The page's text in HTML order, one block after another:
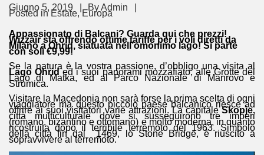
Giugno 5, 2019 ByAdmin
Posted in Estate,Europa
Appassionato di Balcani? Guarda qui che prezzi!
Wizzair sta offrendo ottime tariffe per i voli diretti da
Milano a Ohrid, siatuata nell’omonimo lago! Si parte
con soli €9,99!
Se la natura è la vostra passione, d’obbligo una visita al
Lago Ohrided i suoi panorami mozzafiato, alle Grotte del
Lago di Matka, ed al Parco Nazionale di Manrovo e
Strumica.
Visitare la Macedonia non sarà forse la prima scelta di ogni
viaggiatore ma questo piccolo paese balcanico riesce ad
offrire ai suoi visitatori varie attrazioni. La capitaleSkopje,
città multiculturale dove si susseguirono tre imperi
(romano, bizantino e ottomano) e molto moderna, in quanto
ricostruita dopo il terribile terremoto del 1963. Simbolo
della città fin dal 1469, lo Stone Bridge, è riuscito a
sopravvivere al terremoto.